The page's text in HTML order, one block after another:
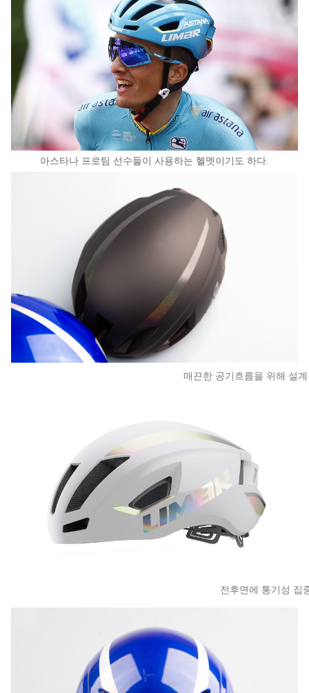
아스타나 프로팀 선수들이 사용하는 헬멧이기도 하다.
매끈한 공기흐름을 위해 설
전후면에 통기성 집